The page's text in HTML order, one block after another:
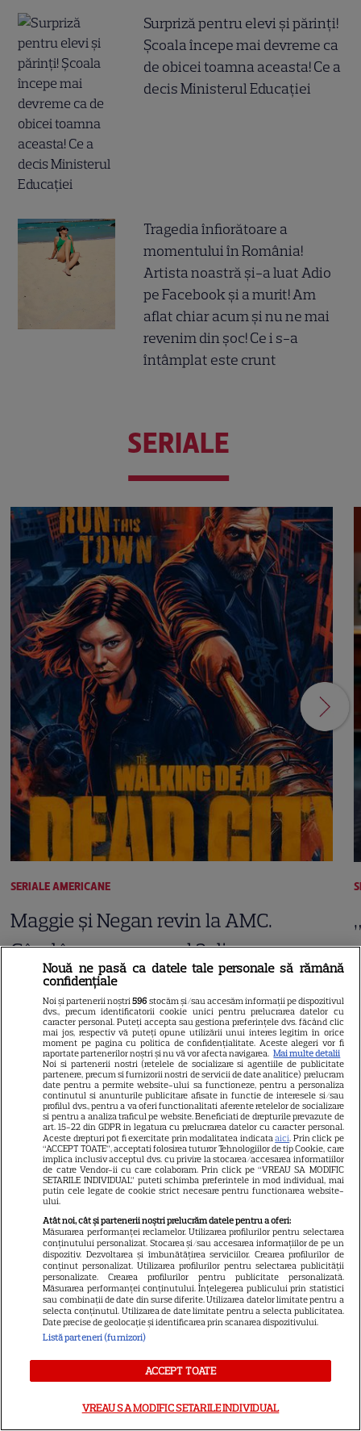
Surpriză pentru elevi și părinți!
Școala începe mai devreme ca
de obicei toamna aceasta! Ce a
decis Ministerul Educației
Tragedia înfiorătoare a
momentului în România!
Artista noastră și-a luat Adio
pe Facebook și a murit! Am
aflat chiar acum și nu ne mai
revenim din șoc! Ce i s-a
întâmplat este crunt
SERIALE
SERIALE AMERICANE
Maggie și Negan revin la AMC.
Când începe sezonul 3 din
„The Walking Dead: Dead City”
ARTICOLE PARTENERI
Câte calorii are pepenele
galben – beneficii și
contraindicații
Luna plină din 29 iulie
deschide un nou capitol. Este
momentul astral care îți poate
schimba direcția vieții
Nouă ne pasă ca datele tale personale să rămână
confidențiale
Noi și partenerii noștri596 stocăm și/sau accesăm informații pe dispozitivul
dvs., precum identificatorii cookie unici pentru prelucrarea datelor cu
caracter personal. Puteți accepta sau gestiona preferințele dvs. făcând clic
mai jos, respectiv vă puteți opune utilizării unui interes legitim în orice
moment pe pagina cu politica de confidențialitate. Aceste alegeri vor fi
raportate partenerilor noștri și nu vă vor afecta navigarea. Mai multe detalii
Noi si partenerii nostri (retelele de socializare si agentiile de publicitate
partenere, precum si furnizorii nostri de servicii de date analitice) prelucram
date pentru a permite website-ului sa functioneze, pentru a personaliza
continutul si anunturile publicitare afisate in functie de interesele si/sau
profilul dvs., pentru a va oferi functionalitati aferente retelelor de socializare
si pentru a analiza traficul pe website. Beneficiati de drepturile prevazute de
art. 15-22 din GDPR in legatura cu prelucrarea datelor cu caracter personal.
Aceste drepturi pot fi exercitate prin modalitatea indicataaici. Prin click pe
“ACCEPT TOATE”, acceptati folosirea tuturor Tehnologiilor de tip Cookie, care
implica inclusiv acceptul dvs. cu privire la stocarea/accesarea informatiilor
de catre Vendor-ii cu care colaboram. Prin click pe “VREAU SA MODIFIC
SETARILE INDIVIDUAL” puteti schimba preferintele in mod individual, mai
putin cele legate de cookie strict necesare pentru functionarea website-
ului.
Atât noi, cât și partenerii noștri prelucrăm datele pentru a oferi:
Măsurarea performanței reclamelor. Utilizarea profilurilor pentru selectarea
conținutului personalizat. Stocarea și/sau accesarea informațiilor de pe un
dispozitiv. Dezvoltarea și îmbunătățirea serviciilor. Crearea profilurilor de
conținut personalizat. Utilizarea profilurilor pentru selectarea publicității
personalizate. Crearea profilurilor pentru publicitate personalizată.
Măsurarea performanței conținutului. Înțelegerea publicului prin statistici
sau combinații de date din surse diferite. Utilizarea datelor limitate pentru a
selecta conținutul. Utilizarea de date limitate pentru a selecta publicitatea.
Date precise de geolocație și identificarea prin scanarea dispozitivului.
Listă parteneri (furnizori)
ACCEPT TOATE
VREAU SA MODIFIC SETARILE INDIVIDUAL